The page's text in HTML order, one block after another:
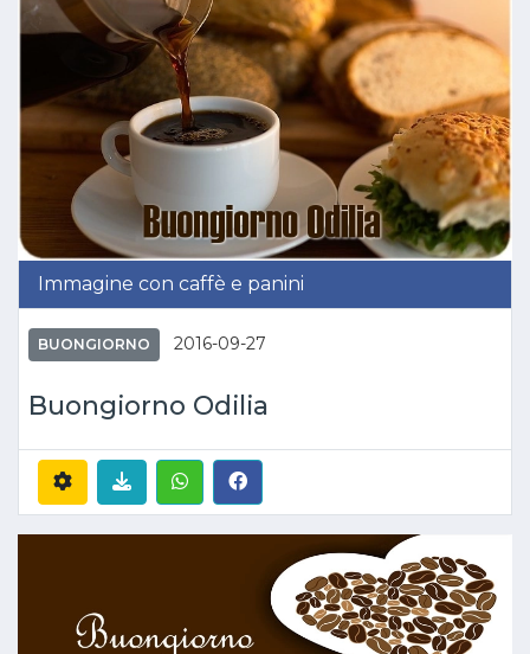
Immagine con caffè e panini
BUONGIORNO 2016-09-27
Buongiorno Odilia